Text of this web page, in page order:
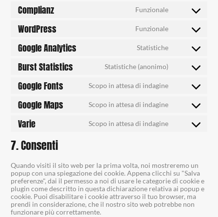
Complianz Funzionale
WordPress Funzionale
Google Analytics Statistiche
Burst Statistics Statistiche (anonimo)
Google Fonts Scopo in attesa di indagine
Google Maps Scopo in attesa di indagine
Varie Scopo in attesa di indagine
7. Consenti
Quando visiti il sito web per la prima volta, noi mostreremo un
popup con una spiegazione dei cookie. Appena clicchi su "Salva
preferenze", dai il permesso a noi di usare le categorie di cookie e
plugin come descritto in questa dichiarazione relativa ai popup e
cookie. Puoi disabilitare i cookie attraverso il tuo browser, ma
prendi in considerazione, che il nostro sito web potrebbe non
funzionare più correttamente.